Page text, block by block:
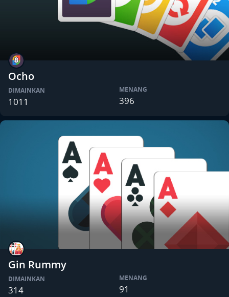
Ocho
DIMAINKAN
1011
MENANG
396
Gin Rummy
DIMAINKAN
314
MENANG
91